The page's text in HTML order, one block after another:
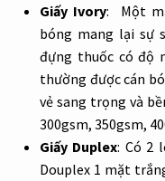
Giấy Ivory: Một
bóng mang lại sự
đựng thuốc có độ
thường được cán
vẻ sang trọng và
300gsm, 350gsm,
Giấy Duplex: Có 2
Douplex 1 mặt